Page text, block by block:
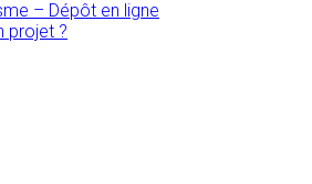
– Dépôt en ligne
projet ?